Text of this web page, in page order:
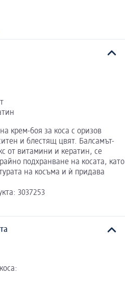
крем-боя за коса с оризов
и блестящ цвят. Балсамът-
от витамини и кератин, се
подхранване на косата, като
на косъма и ѝ придава
3037253